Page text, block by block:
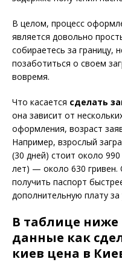
В целом, процесс
является довольно
собираетесь за границу,
позаботиться о своем
вовремя.
Что касается сделать
она зависит от
оформления, возраст
Например, взрослый
(30 дней) стоит около
лет) — около 630 гривен.
получить паспорт
дополнительную плату
В таблице
данные как
киев цена в